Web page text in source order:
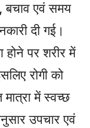
बचाव एवं समय
दी गई।
होने पर शरीर में
रोगी को
में स्वच्छ
उपचार एवं